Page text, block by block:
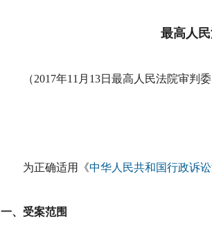
最高人
（2017年11月13日最高人民法院审判
为正确适用《中华人民共和国行政诉
一、受案范围